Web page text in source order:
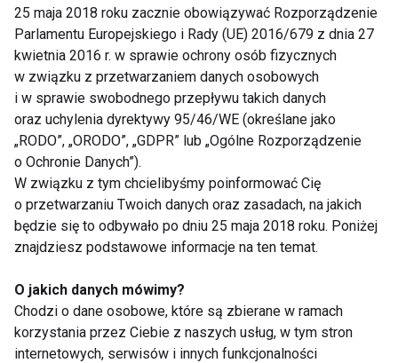
Badania
Ćwiczenia cardio
powiązane z dłuższym
życiem
Badania
profilaktyczne
zamiast kwiatka?
Najlepszy prezent na
Dzień Kobiet!
25 maja 2018 roku zacznie obowiązywać Rozporządzenie
Parlamentu Europejskiego i Rady (UE) 2016/679 z dnia 27
kwietnia 2016 r. w sprawie ochrony osób fizycznych
w związku z przetwarzaniem danych osobowych
i w sprawie swobodnego przepływu takich danych
oraz uchylenia dyrektywy 95/46/WE (określane jako
„RODO”, „ORODO”, „GDPR” lub „Ogólne Rozporządzenie
o Ochronie Danych”).
W związku z tym chcielibyśmy poinformować Cię
o przetwarzaniu Twoich danych oraz zasadach, na jakich
będzie się to odbywało po dniu 25 maja 2018 roku. Poniżej
znajdziesz podstawowe informacje na ten temat.
O jakich danych mówimy?
Chodzi o dane osobowe, które są zbierane w ramach
korzystania przez Ciebie z naszych usług, w tym stron
internetowych, serwisów i innych funkcjonalności